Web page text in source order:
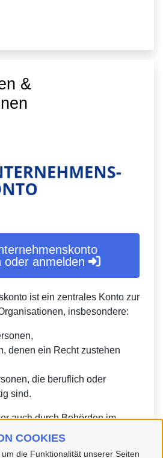
COOKIES
die Funktionalität unserer Seiten
&
oder anmelden
ist ein zentrales Konto zur
insbesondere:
denen ein Recht zustehen
die beruflich oder
sind.
auch durch Behörden im
Verwaltungsverfahrensgesetz